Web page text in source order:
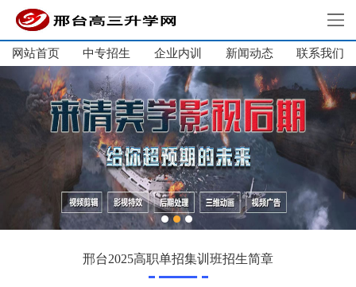
网站首页
中专招生
单招培训
企业内训
新闻动态
关于我们
联系我们
网站首页 中专招生 企业内训 新闻动态 联系我们
邢台2025高职单招集训班招生简章